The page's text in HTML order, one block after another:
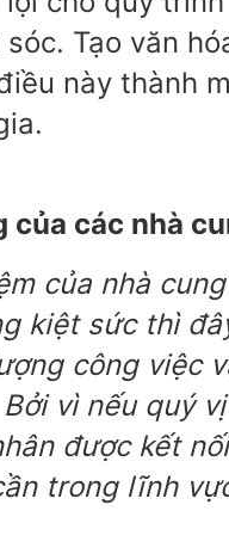
Tạo văn
này thành
của các nhà
của nhà
kiệt sức thì
công việc
vì nếu quý
được kết
trong lĩnh